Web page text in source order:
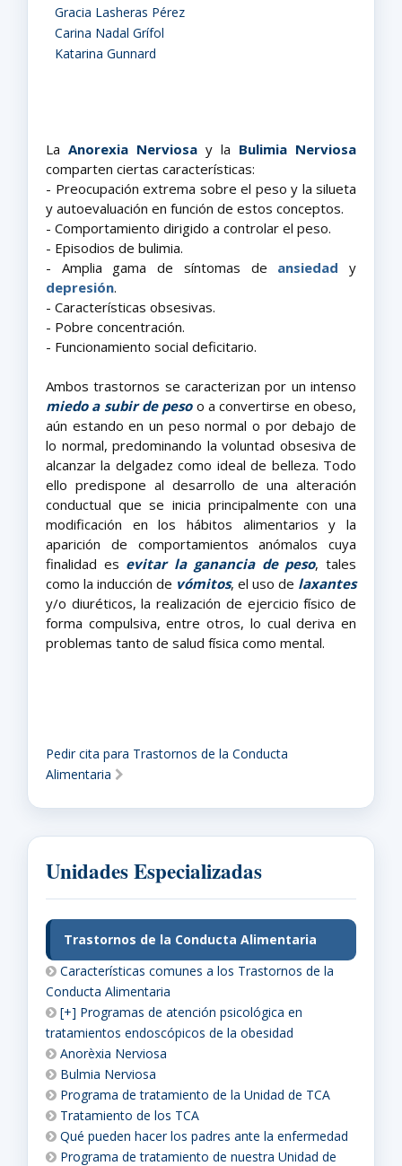
Gracia Lasheras Pérez
Carina Nadal Grífol
Katarina Gunnard
La Anorexia Nerviosa y la Bulimia Nerviosa
comparten ciertas características:
- Preocupación extrema sobre el peso y la silueta
y autoevaluación en función de estos conceptos.
- Comportamiento dirigido a controlar el peso.
- Episodios de bulimia.
- Amplia gama de síntomas de ansiedad y
depresión.
- Características obsesivas.
- Pobre concentración.
- Funcionamiento social deficitario.
Ambos trastornos se caracterizan por un intenso
miedo a subir de pesoo a convertirse en obeso,
aún estando en un peso normal o por debajo de
lo normal, predominando la voluntad obsesiva de
alcanzar la delgadez como ideal de belleza. Todo
ello predispone al desarrollo de una alteración
conductual que se inicia principalmente con una
modificación en los hábitos alimentarios y la
aparición de comportamientos anómalos cuya
finalidad es evitar la ganancia de peso, tales
como la inducción de vómitos, el uso de laxantes
y/o diuréticos, la realización de ejercicio físico de
forma compulsiva, entre otros, lo cual deriva en
problemas tanto de salud física como mental.
Pedir cita para Trastornos de la Conducta
Alimentaria
Unidades Especializadas
Trastornos de la Conducta Alimentaria
Características comunes a los Trastornos de la
Conducta Alimentaria
[+] Programas de atención psicológica en
tratamientos endoscópicos de la obesidad
Anorèxia Nerviosa
Bulmia Nerviosa
Programa de tratamiento de la Unidad de TCA
Tratamiento de los TCA
Qué pueden hacer los padres ante la enfermedad
Programa de tratamiento de nuestra Unidad de